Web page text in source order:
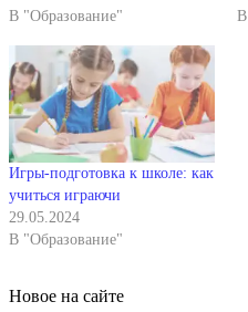
В "Образование"
Игры-подготовка к школе: как
учиться играючи
29.05.2024
В "Образование"
Новое на сайте